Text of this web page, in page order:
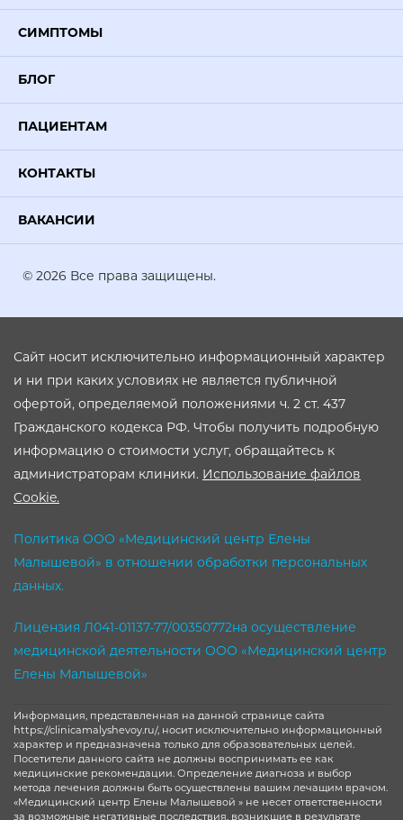
СИМПТОМЫ
БЛОГ
ПАЦИЕНТАМ
КОНТАКТЫ
ВАКАНСИИ
© 2026 Все права защищены.
Сайт носит исключительно информационный характер
и ни при каких условиях не является публичной
офертой, определяемой положениями ч. 2 ст. 437
Гражданского кодекса РФ. Чтобы получить подробную
информацию о стоимости услуг, обращайтесь к
администраторам клиники. Использование файлов
Cookie.
Политика ООО «Медицинский центр Елены
Малышевой» в отношении обработки персональных
данных.
Лицензия Л041-01137-77/00350772на осуществление
медицинской деятельности ООО «Медицинский центр
Елены Малышевой»
Информация, представленная на данной странице сайта
https://clinicamalyshevoy.ru/, носит исключительно информационный
характер и предназначена только для образовательных целей.
Посетители данного сайта не должны воспринимать ее как
медицинские рекомендации. Определение диагноза и выбор
метода лечения должны быть осуществлены вашим лечащим врачом.
«Медицинский центр Елены Малышевой » не несет ответственности
за возможные негативные последствия, возникшие в результате